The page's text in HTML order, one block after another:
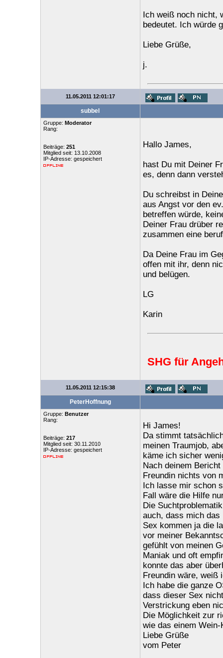
Ich weiß noch nicht,
bedeutet. Ich würde
Liebe Grüße,
j.
11.05.2011 12:01:17
subbel
Gruppe: Moderator
Rang:
Beiträge: 251
Mitglied seit: 13.10.2008
IP-Adresse: gespeichert
Hallo James,
hast Du mit Deiner
es, denn dann
Du schreibst in
aus Angst vor den
betreffen würde,
Deiner Frau drüber
zusammen eine
Da Deine Frau im
offen mit ihr, denn
und belügen.
LG
Karin
SHG für
11.05.2011 12:15:38
PeterHoffnung
Gruppe: Benutzer
Rang:
Beiträge: 217
Mitglied seit: 30.11.2010
IP-Adresse: gespeichert
Hi James!
Da stimmt
meinen Traumjob,
käme ich sicher
Nach deinem
Freundin nichts von
Ich lasse mir schon
Fall wäre die Hilfe
Die
auch, dass mich das
Sex kommen ja die
vor meiner
gefühlt von meinen
Maniak und oft
konnte das aber
Freundin wäre, weiß
Ich habe die ganze
dass dieser Sex
Verstrickung eben
Die Möglichkeit zur
wie das einem
Liebe Grüße
vom Peter